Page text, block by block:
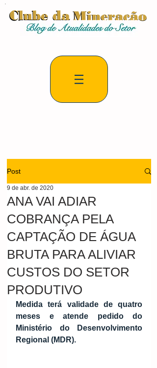
Post
ANA VAI ADIAR
COBRANÇA PELA
CAPTAÇÃO DE ÁGUA
BRUTA PARA ALIVIAR
CUSTOS DO SETOR
PRODUTIVO
9 de abr. de 2020
Medida terá validade de quatro
meses e atende pedido do
Ministério do Desenvolvimento
Regional (MDR).